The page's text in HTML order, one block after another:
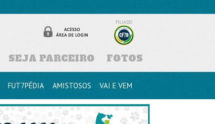
FILIADO
SEJA PARCEIRO FOTOS
FUT7PÉDIA AMISTOSOS VAI E VEM